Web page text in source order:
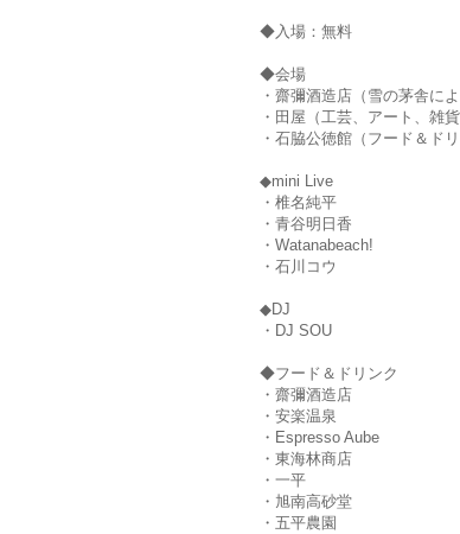
◆入場：無料
◆会場
・齋彌酒造店（雪の茅舎に
・田屋（工芸、アート、雑
・石脇公徳館（フード＆ドリ
◆mini Live
・椎名純平
・青谷明日香
・Watanabeach!
・石川コウ
◆DJ
・DJ SOU
◆フード＆ドリンク
・齋彌酒造店
・安楽温泉
・Espresso Aube
・東海林商店
・一平
・旭南高砂堂
・五平農園